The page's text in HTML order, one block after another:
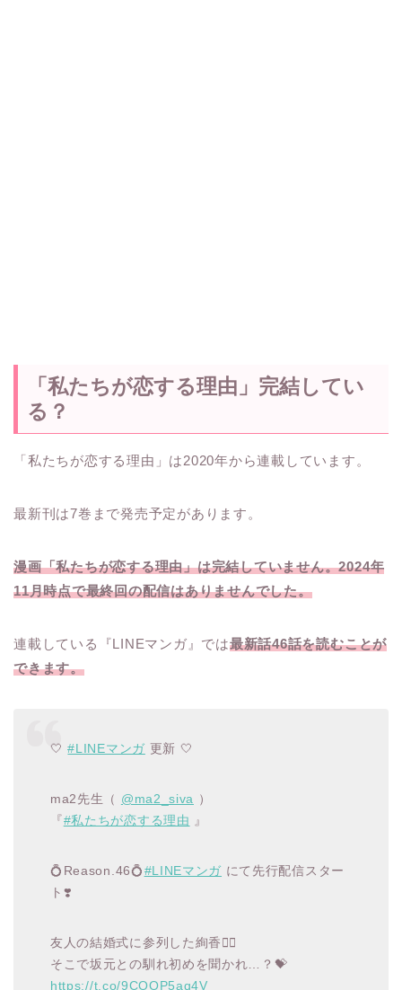
「私たちが恋する理由」完結してい
る？
「私たちが恋する理由」は2020年から連載しています。
最新刊は7巻まで発売予定があります。
漫画「私たちが恋する理由」は完結していません。2024年
11月時点で最終回の配信はありませんでした。
連載している『LINEマンガ』では最新話46話を読むことが
できます。
🤍#LINEマンガ更新 🤍
ma2先生（ @ma2_siva ）
『 #私たちが恋する理由 』
💍Reason.46💍 #LINEマンガ にて先行配信スター
ト❣️
友人の結婚式に参列した絢香👰‍♀️
そこで坂元との馴れ初めを聞かれ…？💝
https://t.co/9COOP5aq4V